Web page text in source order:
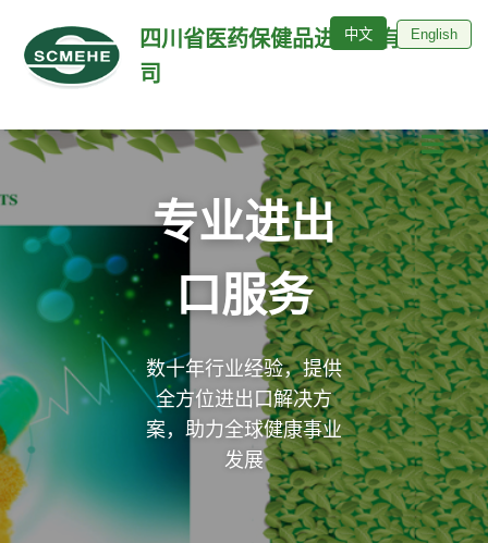
四川省医药保健品进出口有限公
司
中文 English
专业进出
口服务
数十年行业经验，提供
全方位进出口解决方
案，助力全球健康事业
发展